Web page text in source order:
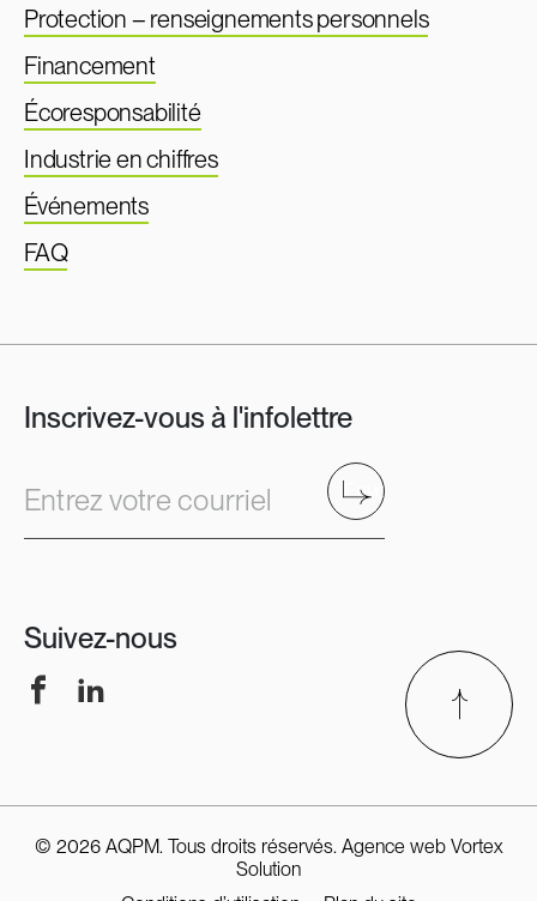
Protection – renseignements personnels
Financement
Écoresponsabilité
Industrie en chiffres
Événements
FAQ
Inscrivez-vous à l'infolettre
Entrez votre courriel Envoyer
Suivez-nous
FacebookLinkedIn
© 2026 AQPM. Tous droits réservés. Agence web Vortex
Solution